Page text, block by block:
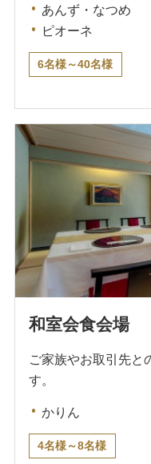
あんず・なつめ
ピオーネ
6名様～40名様
和室会食会場
ご家族やお取引先と
す。
かりん
4名様～8名様